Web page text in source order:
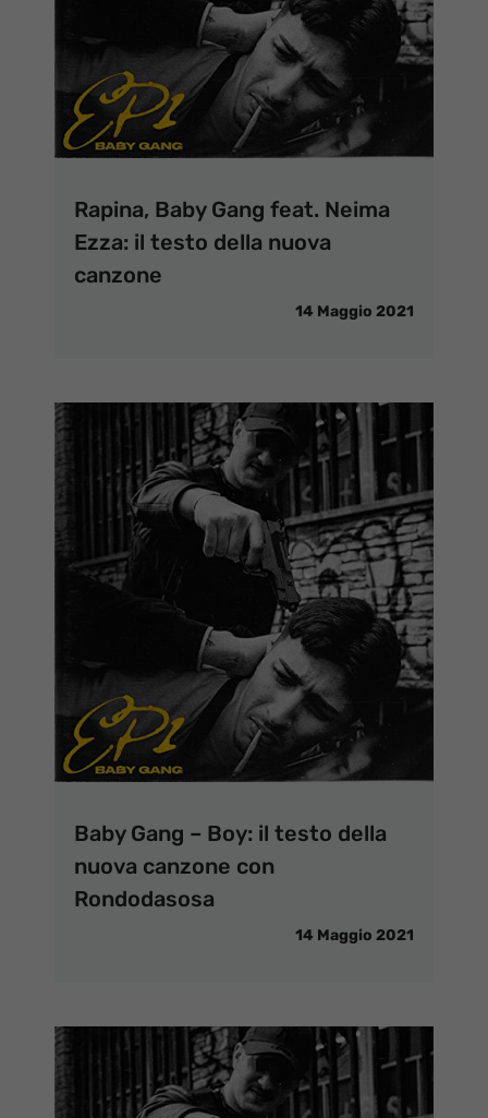
Rapina, Baby Gang feat. Neima
Ezza: il testo della nuova
canzone
14 Maggio 2021
Baby Gang – Boy: il testo della
nuova canzone con
Rondodasosa
14 Maggio 2021